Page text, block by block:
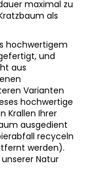
maximal zu
als
hochwertigem
und
aus
Varianten
hochwertige
Krallen Ihrer
ausgedient
recyceln
werden).
Natur